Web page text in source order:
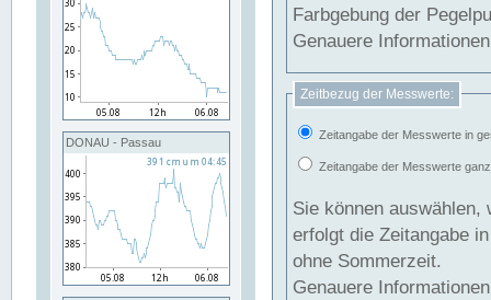
DONAU - Passau
Farbgebung der
Genauere
Zeitbezug der Messwerte:
Zeitangabe der Messwerte in
Zeitangabe der Messwerte
Sie können auswählen,
erfolgt die Zeitangabe
ohne Sommerzeit.
Genauere